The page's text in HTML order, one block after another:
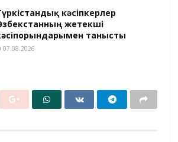
кәсіпкерлер
жетекші
танысты
07.08.2026